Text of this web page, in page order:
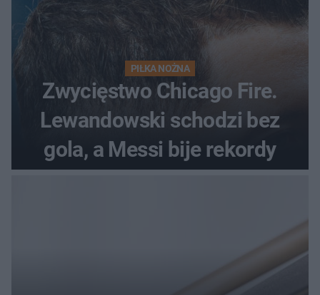
PIŁKA NOŻNA
Zwycięstwo Chicago Fire.
Lewandowski schodzi bez
gola, a Messi bije rekordy